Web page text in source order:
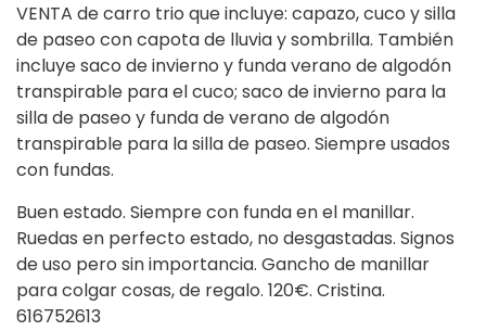
VENTA de carro trio que incluye: capazo, cuco y silla
de paseo con capota de lluvia y sombrilla. También
incluye saco de invierno y funda verano de algodón
transpirable para el cuco; saco de invierno para la
silla de paseo y funda de verano de algodón
transpirable para la silla de paseo. Siempre usados
con fundas.
Buen estado. Siempre con funda en el manillar.
Ruedas en perfecto estado, no desgastadas. Signos
de uso pero sin importancia. Gancho de manillar
para colgar cosas, de regalo. 120€. Cristina.
616752613